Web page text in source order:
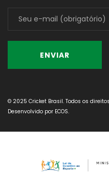
© 2025 Cricket Brasil. Todos os
Desenvolvido por ECOS.